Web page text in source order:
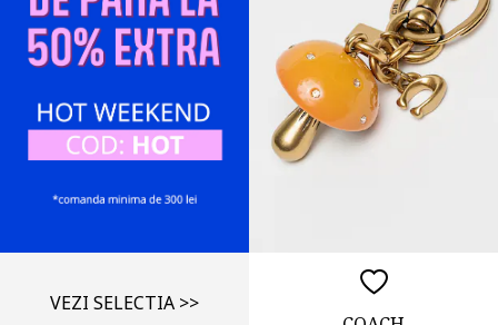
VEZI SELECTIA >>